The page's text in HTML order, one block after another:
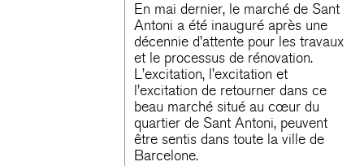
En mai dernier, le marché de Sant
Antoni a été inauguré après une
décennie d’attente pour les travaux
et le processus de rénovation.
L’excitation, l’excitation et
l’excitation de retourner dans ce
beau marché situé au cœur du
quartier de Sant Antoni, peuvent
être sentis dans toute la ville de
Barcelone.